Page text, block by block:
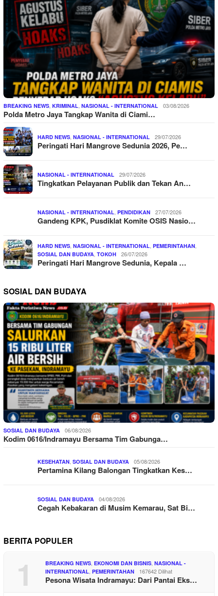
BREAKING NEWS, KRIMINAL, NASIONAL - INTERNATIONAL 03/08/2026
Polda Metro Jaya Tangkap Wanita di Ciami…
HARD NEWS, NASIONAL - INTERNATIONAL 29/07/2026
Peringati Hari Mangrove Sedunia 2026, Pe…
NASIONAL - INTERNATIONAL 29/07/2026
Tingkatkan Pelayanan Publik dan Tekan An…
NASIONAL - INTERNATIONAL, PENDIDIKAN 27/07/2026
Gandeng KPK, Pusdiklat Komite OSIS Nasio…
HARD NEWS, NASIONAL - INTERNATIONAL, PEMERINTAHAN,
SOSIAL DAN BUDAYA, TOKOH 26/07/2026
Peringati Hari Mangrove Sedunia, Kepala …
SOSIAL DAN BUDAYA
SOSIAL DAN BUDAYA 06/08/2026
Kodim 0616/Indramayu Bersama Tim Gabunga…
KESEHATAN, SOSIAL DAN BUDAYA 05/08/2026
Pertamina Kilang Balongan Tingkatkan Kes…
SOSIAL DAN BUDAYA 04/08/2026
Cegah Kebakaran di Musim Kemarau, Sat Bi…
BERITA POPULER
1 BREAKING NEWS, EKONOMI DAN BISNIS, NASIONAL -
INTERNATIONAL, PEMERINTAHAN 167642 Dilihat
Pesona Wisata Indramayu: Dari Pantai Eks…